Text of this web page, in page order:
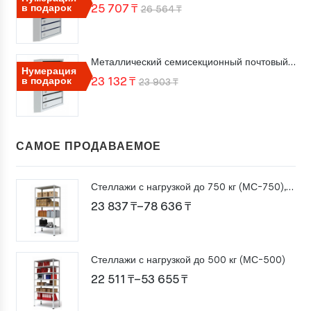
–
в подарок
26 564₸Первоначальная
26
25 707 ₸
Текущая
707 ₸.
Нумерация
в подарок
Металлический семисекционный почтовый ящик ПМ-7
23 903₸Первоначальная
23 132 ₸
Текущая
САМОЕ ПРОДАВАЕМОЕ
Стеллажи с нагрузкой до 750 кг (МС-750), высота 2000 мм
23 837 ₸–78 636 ₸Диапазон
837 ₸
Стеллажи с нагрузкой до 500 кг (МС-500)
22 511 ₸–53 655₸Диапазон